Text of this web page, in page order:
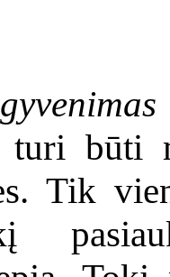
turi būti
Tik